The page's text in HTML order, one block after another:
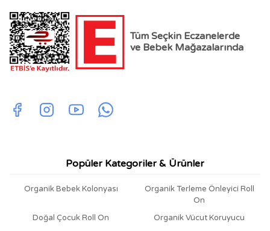
Tüm Seçkin Eczanelerde
ve Bebek Mağazalarında
Popüler Kategoriler & Ürünler
Organik Bebek Kolonyası
Organik Terleme Önleyici Roll
On
Doğal Çocuk Roll On
Organik Vücut Koruyucu